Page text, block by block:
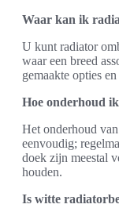
Waar kan ik
U kunt radiator
waar een breed
gemaakte opties
Hoe onderhoud
Het onderhoud
eenvoudig;
doek zijn meestal
houden.
Is witte